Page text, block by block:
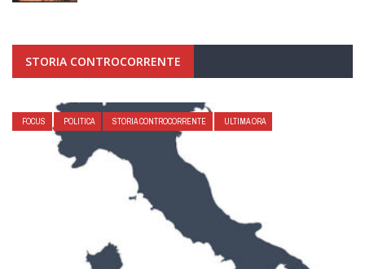
STORIA CONTROCORRENTE
FOCUS POLITICA STORIA CONTROCORRENTE ULTIMA ORA